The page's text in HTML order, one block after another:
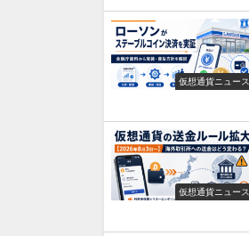
仮想通貨ニュース
仮想通貨ニュース